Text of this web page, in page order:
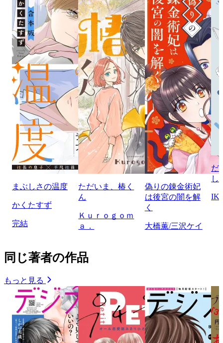
まぶしさの温度
かくたすず
完結
ただいま、椿く
ん
Ｋｕｒｏｇｏｍ
ａ．
偽りの錬金術妃
は後宮の闇を解
く
大橋薫/三沢ケイ
だ
し
同じ著者の作品
もっと見る